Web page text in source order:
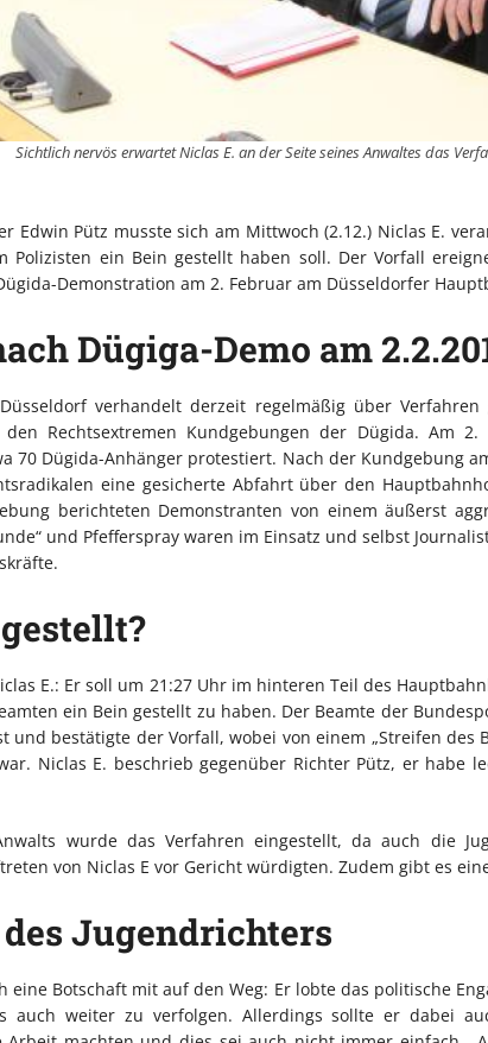
Sichtlich nervös erwartet Niclas E. an der Seite seines Anwaltes das
Edwin Pütz musste sich am Mittwoch (2.12.) Niclas E.
Polizisten ein Bein gestellt haben soll. Der Vorfall
Demonstration am 2. Februar am Düsseldorfer
Dügiga-Demo am
verhandelt derzeit regelmäßig über Verfahren
den Rechtsextremen Kundgebungen der Dügida. Am
70 Dügida-Anhänger protestiert. Nach der Kundgebung
eine gesicherte Abfahrt über den
berichteten Demonstranten von einem äußerst
und Pfefferspray waren im Einsatz und selbst
E.: Er soll um 21:27 Uhr im hinteren Teil des
ein Bein gestellt zu haben. Der Beamte der
und bestätigte der Vorfall, wobei von einem „Streifen des
Niclas E. beschrieb gegenüber Richter Pütz, er habe
wurde das Verfahren eingestellt, da auch die
von Niclas E vor Gericht würdigten. Zudem gibt es
Jugendrichters
eine Botschaft mit auf den Weg: Er lobte das politische
auch weiter zu verfolgen. Allerdings sollte er dabei